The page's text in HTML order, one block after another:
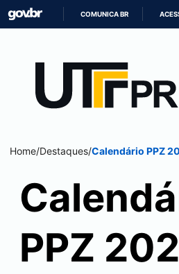
COMUNICA BR
Home/Destaques/Calendário PPZ
PPZ